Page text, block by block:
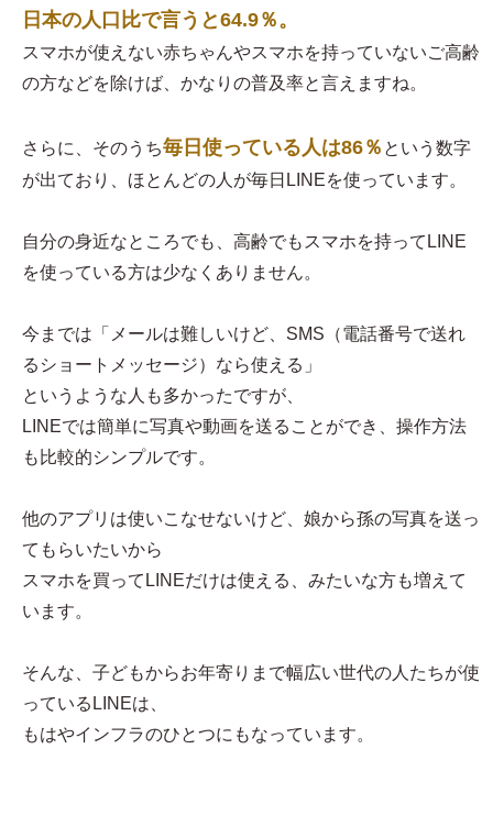
日本の人口比で言うと64.9％。
スマホが使えない赤ちゃんやスマホを持っていないご高齢
の方などを除けば、かなりの普及率と言えますね。
さらに、そのうち毎日使っている人は86％ という数字
が出ており、ほとんどの人が毎日LINEを使っています。
自分の身近なところでも、高齢でもスマホを持ってLINE
を使っている方は少なくありません。
今までは「メールは難しいけど、SMS（電話番号で送れ
るショートメッセージ）なら使える」
というような人も多かったですが、
LINEでは簡単に写真や動画を送ることができ、操作方法
も比較的シンプルです。
他のアプリは使いこなせないけど、娘から孫の写真を送っ
てもらいたいから
スマホを買ってLINEだけは使える、みたいな方も増えて
います。
そんな、子どもからお年寄りまで幅広い世代の人たちが使
っているLINEは、
もはやインフラのひとつにもなっています。